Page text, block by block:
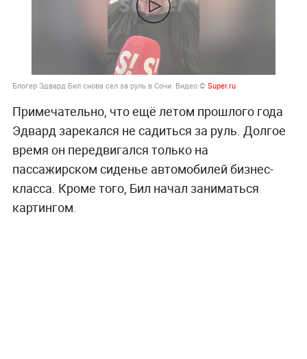
Блогер Эдвард Бил снова сел за руль в Сочи. Видео © Super.ru
Примечательно, что ещё летом прошлого года
Эдвард зарекался не садиться за руль. Долгое
время он передвигался только на
пассажирском сиденье автомобилей бизнес-
класса. Кроме того, Бил начал заниматься
картингом.